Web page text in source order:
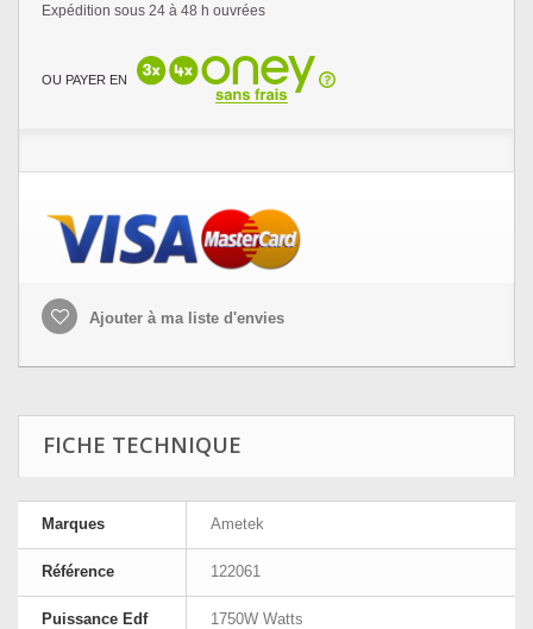
Expédition sous 24 à 48 h ouvrées
OU PAYER EN
Ajouter à ma liste d'envies
FICHE TECHNIQUE
Marques Ametek
Référence 122061
Puissance Edf 1750W Watts